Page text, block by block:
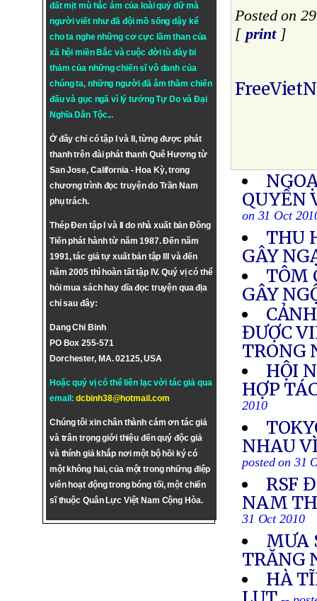
đất mịt mù hắc ám của loài quỷ dữ mà
người viết như đã đội mồ sống dậy kể
cho ta nghe những cơ cực lầm than của
xã hội miền Bắc và cuộc đời tù đày bi
thảm của những chiến sĩ vô danh của
chúng ta, những người đã âm thầm chiến
đấu và gục ngã vì lý tưởngTự DovàĐại
Nghĩa Dân Tộc...
Ở đây chỉ có tập I và II, từng được phát
thanh trên đài phát thanh Quê Hương từ
San Jose, California - Hoa Kỳ, trong
chương trình đọc truyện do Trần Nam
phụ trách.
Thép Đen tập I và II do nhà xuất bản Đông
Tiến phát hành từ năm 1987. Đến năm
1991, tác giả tự xuất bản tập III và đến
năm 2005 thì hoàn tất tập IV. Quý vị có thể
hỏi mua sách hay dĩa đọc truyện qua địa
chỉ sau đây:
Dang Chi Binh
PO Box 255-571
Dorchester, MA. 02125, USA
Hoặc quý vị có thể liên lạc với tác giả qua
email:dcbinh38@hotmail.com
Chúng tôi xin chân thành cám ơn tác giả
và trân trọng giới thiệu đến quý độc giả
và thính giả khắp nơi một bộ hồi ký có
một không hai, của một trong những điệp
viên hoạt động trong bóng tối, một chiến
sĩ thuộc Quân Lực Việt Nam Cộng Hòa.
Posted on
[ print]
QUYỀN
on 31 Oct
THU
GÂY
TÔM
GÂY
ĐƯỢC
TRONG
HỘI
HỢP
2010
NHAU
posted on 31
RSF
NAM
31 Oct 2010
MƯA
TRĂNG
HÀ